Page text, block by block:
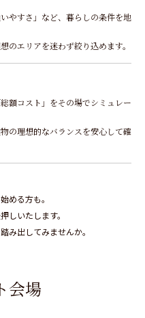
やすさ」など、暮らしの条件を地
のエリアを迷わず絞り込めます。
額コスト」をその場でシミュレー
の理想的なバランスを安心して確
める方も。
しいたします。
み出してみませんか。
会場